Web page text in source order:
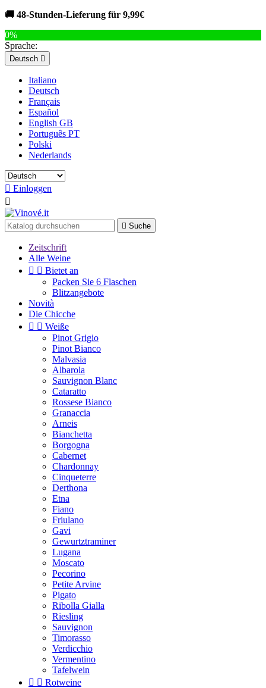
🚚 48-Stunden-Lieferung für 9,99€
0%
Sprache:
Deutsch 
Italiano
Deutsch
Français
Español
English GB
Português PT
Polski
Nederlands
 Einloggen

 Suche
Zeitschrift
Alle Weine
  Bietet an
Packen Sie 6 Flaschen
Blitzangebote
Novità
Die Chicche
  Weiße
Pinot Grigio
Pinot Bianco
Malvasia
Albarola
Sauvignon Blanc
Cataratto
Rossese Bianco
Granaccia
Arneis
Bianchetta
Borgogna
Cabernet
Chardonnay
Cinqueterre
Derthona
Etna
Fiano
Friulano
Gavi
Gewurtztraminer
Lugana
Moscato
Pecorino
Petite Arvine
Pigato
Ribolla Gialla
Riesling
Sauvignon
Timorasso
Verdicchio
Vermentino
Tafelwein
  Rotweine